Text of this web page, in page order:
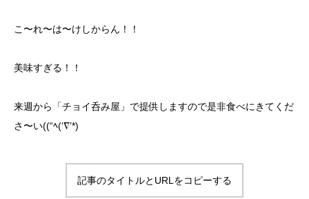
こ〜れ〜は〜けしからん！！
美味すぎる！！
来週から「チョイ呑み屋」で提供しますので是非食べにきてくだ
さ〜い((“ﾍ(‘∇’*)
記事のタイトルとURLをコピーする